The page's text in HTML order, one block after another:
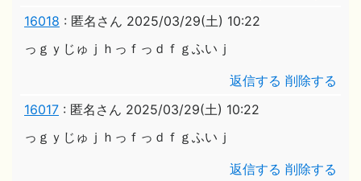
16018 : 匿名さん 2025/03/29(土) 10:22
っｇｙじゅｊｈっｆっｄｆｇふいｊ
返信する 削除する
16017 : 匿名さん 2025/03/29(土) 10:22
っｇｙじゅｊｈっｆっｄｆｇふいｊ
返信する 削除する